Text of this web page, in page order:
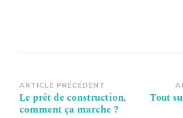
Navigation
d’article
ARTICLE PRÉCÉDENT
Le prêt de construction,
comment ça marche ?
Tout